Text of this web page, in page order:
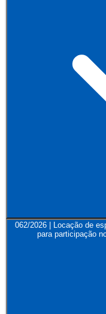
062/2026 | Locação de
para participação